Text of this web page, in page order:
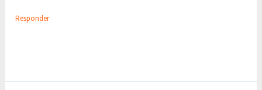
Responder